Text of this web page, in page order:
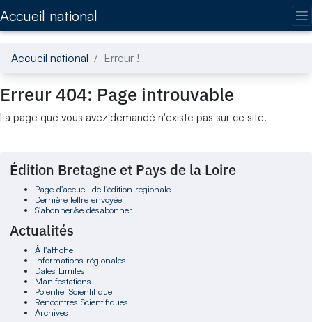
Accueil national
Accueil national Erreur !
Erreur 404: Page introuvable
La page que vous avez demandé n'existe pas sur ce site.
Édition Bretagne et Pays de la Loire
Page d'accueil de l'édition régionale
Dernière lettre envoyée
S'abonner/se désabonner
Actualités
À l'affiche
Informations régionales
Dates Limites
Manifestations
Potentiel Scientifique
Rencontres Scientifiques
Archives